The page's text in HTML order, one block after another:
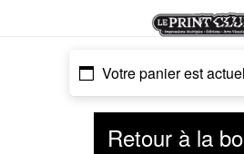
Votre panier est
Retour à la